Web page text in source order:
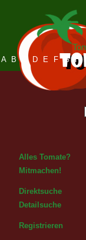
A B C D E F G H
Alles Tomate?
Mitmachen!
Direktsuche
Detailsuche
Registrieren